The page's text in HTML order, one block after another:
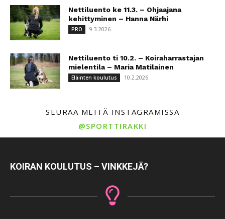
Nettiluento ke 11.3. – Ohjaajana
kehittyminen – Hanna Närhi
PRO 9.3.2026
Nettiluento ti 10.2. – Koiraharrastajan
mielentila – Maria Matilainen
Eläinten koulutus 10.2.2026
SEURAA MEITÄ INSTAGRAMISSA
@SPORTTIRAKKI
KOIRAN KOULUTUS – VINKKEJÄ?